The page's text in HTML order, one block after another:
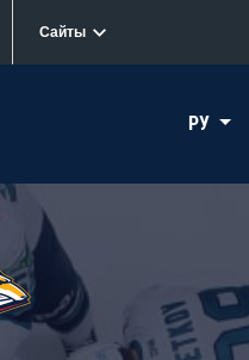
Сайты
РУ